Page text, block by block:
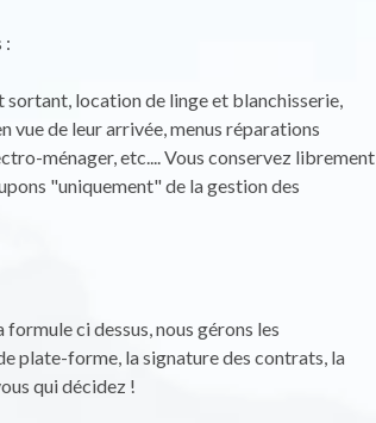
:
location de linge et blanchisserie,
vue de leur arrivée, menus réparations
ménager, etc.... Vous conservez librement
"uniquement" de la gestion des
ci dessus, nous gérons les
plate-forme, la signature des contrats, la
qui décidez !